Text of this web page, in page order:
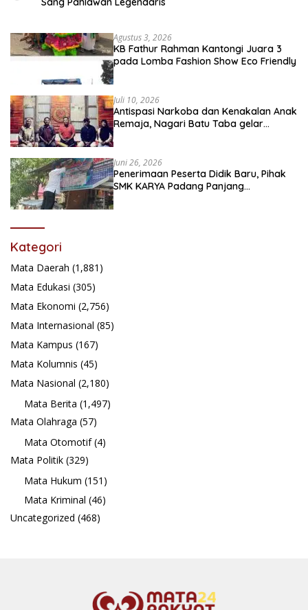
Agustus 3, 2026
KB Fathur Rahman Kantongi Juara 3
pada Lomba Fashion Show Eco Friendly
Juli 10, 2026
Antispasi Narkoba dan Kenakalan Anak
Remaja, Nagari Batu Taba gelar
Juni 26, 2026
Penerimaan Peserta Didik Baru, Pihak
SMK KARYA Padang Panjang
Kategori
Mata Daerah (1,881)
Mata Edukasi (305)
Mata Ekonomi (2,756)
Mata Internasional (85)
Mata Kampus (167)
Mata Kolumnis (45)
Mata Nasional (2,180)
Mata Berita (1,497)
Mata Olahraga (57)
Mata Otomotif(4)
Mata Politik (329)
Mata Hukum (151)
Mata Kriminal (46)
Uncategorized (468)